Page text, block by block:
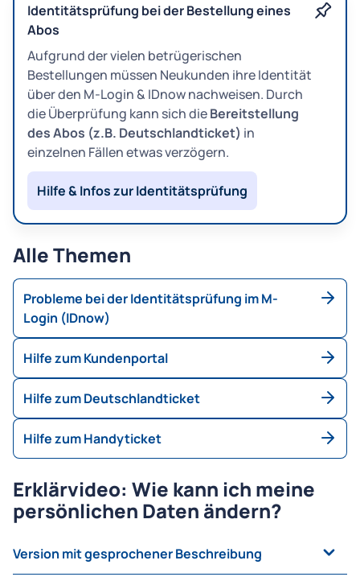
Identitätsprüfung bei der Bestellung eines
Abos
Aufgrund der vielen betrügerischen
Bestellungen müssen Neukunden ihre Identität
über den M-Login & IDnow nachweisen. Durch
die Überprüfung kann sich dieBereitstellung
des Abos (z.B. Deutschlandticket) in
einzelnen Fällen etwas verzögern.
Hilfe & Infos zur Identitätsprüfung
Alle Themen
Probleme bei der Identitätsprüfung im M-
Login (IDnow)
Hilfe zum Kundenportal
Hilfe zum Deutschlandticket
Hilfe zum Handyticket
Erklärvideo: Wie kann ich meine
persönlichen Daten ändern?
Version mit gesprochener Beschreibung